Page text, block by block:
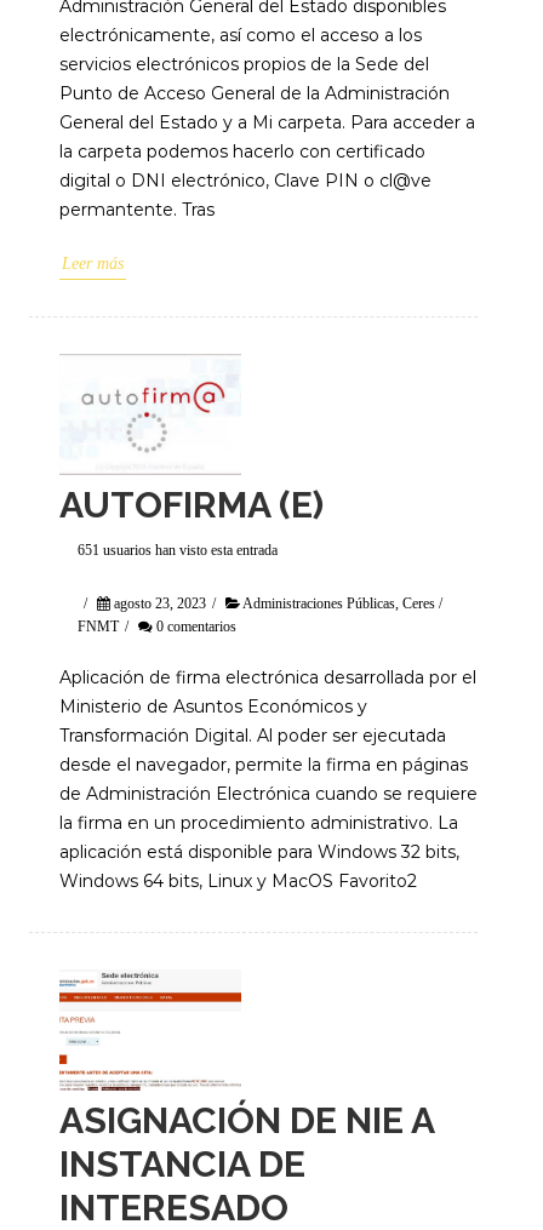
Administración General del Estado disponibles
electrónicamente, así como el acceso a los
servicios electrónicos propios de la Sede del
Punto de Acceso General de la Administración
General del Estado y a Mi carpeta. Para acceder a
la carpeta podemos hacerlo con certificado
digital o DNI electrónico, Clave PIN o cl@ve
permantente. Tras
Leer más
AUTOFIRMA (E)
651 usuarios han visto esta entrada
/ agosto 23, 2023 / Administraciones Públicas Ceres /
FNMT / 0 comentarios
Aplicación de firma electrónica desarrollada por el
Ministerio de Asuntos Económicos y
Transformación Digital. Al poder ser ejecutada
desde el navegador, permite la firma en páginas
de Administración Electrónica cuando se requiere
la firma en un procedimiento administrativo. La
aplicación está disponible para Windows 32 bits,
Windows 64 bits, Linux y MacOS Favorito2
ASIGNACIÓN DE NIE A
INSTANCIA DE
INTERESADO